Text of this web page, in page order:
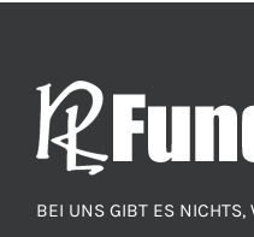
BEI UNS GIBT ES NICHTS,